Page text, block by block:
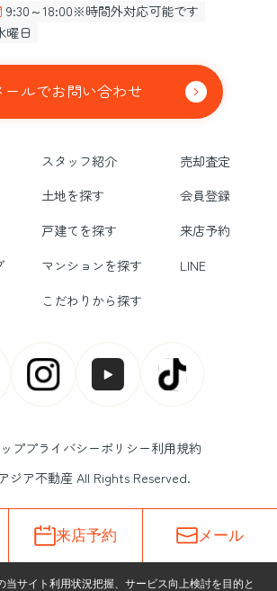
9:30～18:00※時間外対応可能です
曜日
ールでお問い合わせ
スタッフ紹介
売却査定
土地を探す
会員登録
戸建てを探す
来店予約
マンションを探す
LINE
こだわりから探す
ププライバシーポリシー利用規約
ジア不動産 All Rights Reserved.
来店予約 メール
当サイト利用状況把握、サービス向上検討を目的と